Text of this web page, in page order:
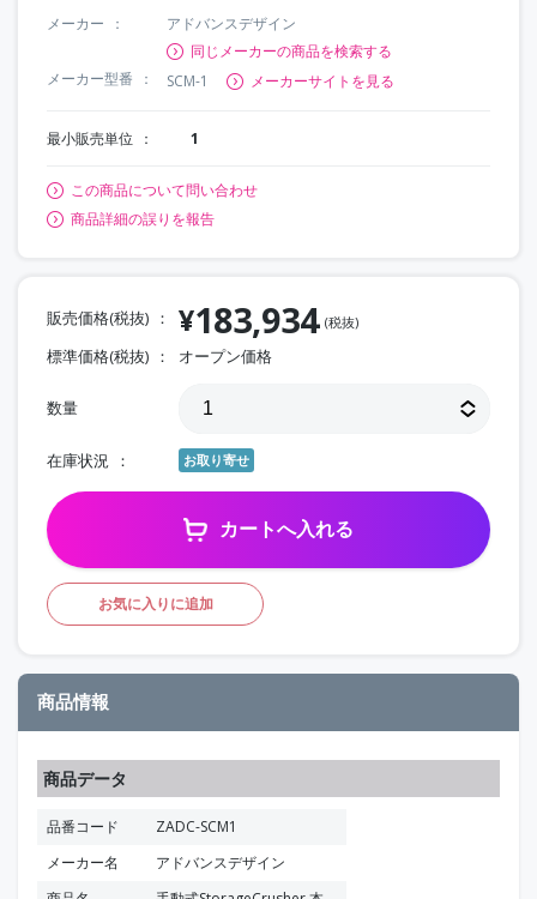
メーカー
アドバンスデザイン
同じメーカーの商品を検索する
メーカー型番
SCM-1 メーカーサイトを見る
最小販売単位 1
この商品について問い合わせ
商品詳細の誤りを報告
販売価格(税抜) ¥183,934 (税抜)
標準価格(税抜) オープン価格
数量
在庫状況 お取り寄せ
カートへ入れる
お気に入りに追加
商品情報
商品データ
品番コード
ZADC-SCM1
メーカー名
アドバンスデザイン